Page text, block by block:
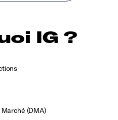
IG ?
(DMA)